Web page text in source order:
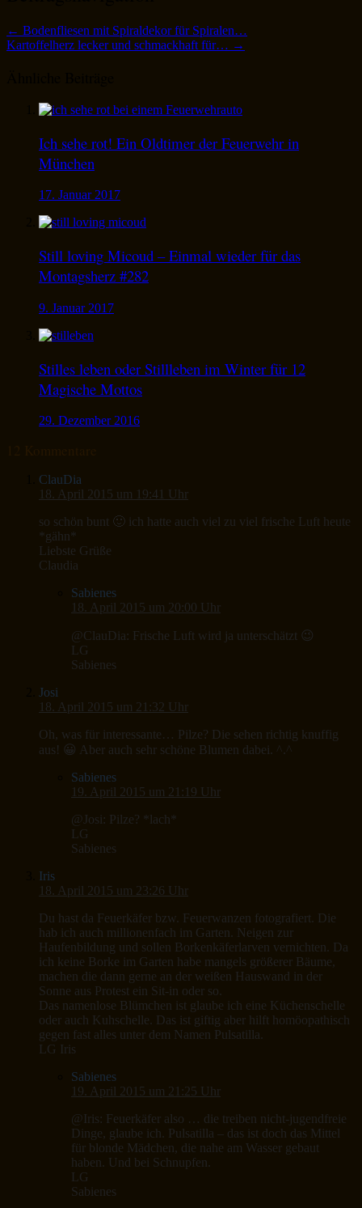
← Bodenfliesen mit Spiraldekor für Spiralen…
Kartoffelherz lecker und schmackhaft für… →
Ich sehe rot! Ein Oldtimer der Feuerwehr in
München
17. Januar 2017
Still loving Micoud – Einmal wieder für das
Montagsherz #282
9. Januar 2017
Stilles leben oder Stillleben im Winter für 12
Magische Mottos
29. Dezember 2016
ClauDia
18. April 2015 um 19:41 Uhr
so schön bunt 🙂 ich hatte auch viel zu viel frische Luft heute
*gähn*
Liebste Grüße
Claudia
Sabienes
18. April 2015 um 20:00 Uhr
@ClauDia: Frische Luft wird ja unterschätzt 😉
LG
Sabienes
Josi
18. April 2015 um 21:32 Uhr
Oh, was für interessante… Pilze? Die sehen richtig knuffig
aus! 😀 Aber auch sehr schöne Blumen dabei. ^.^
Sabienes
19. April 2015 um 21:19 Uhr
@Josi: Pilze? *lach*
LG
Sabienes
Iris
18. April 2015 um 23:26 Uhr
Du hast da Feuerkäfer bzw. Feuerwanzen fotografiert. Die
hab ich auch millionenfach im Garten. Neigen zur
Haufenbildung und sollen Borkenkäferlarven vernichten. Da
ich keine Borke im Garten habe mangels größerer Bäume,
machen die dann gerne an der weißen Hauswand in der
Sonne aus Protest ein Sit-in oder so.
Das namenlose Blümchen ist glaube ich eine Küchenschelle
oder auch Kuhschelle. Das ist giftig aber hilft homöopathisch
gegen fast alles unter dem Namen Pulsatilla.
LG Iris
Sabienes
19. April 2015 um 21:25 Uhr
@Iris: Feuerkäfer also … die treiben nicht-jugendfreie
Dinge, glaube ich. Pulsatilla – das ist doch das Mittel
für blonde Mädchen, die nahe am Wasser gebaut
haben. Und bei Schnupfen.
LG
Sabienes